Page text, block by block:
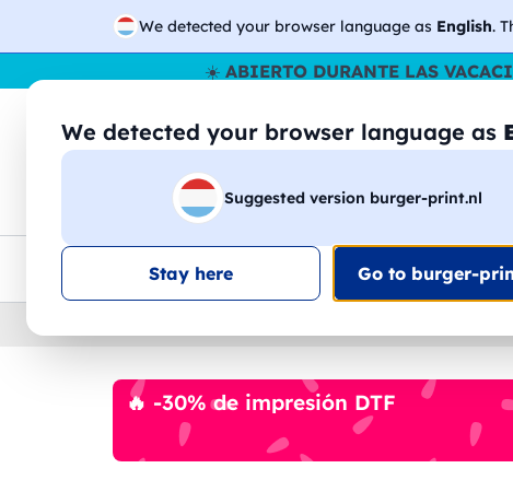
We detected your browser language as English.
We detected your browser language as
Suggested version burger-print.nl
Stay here Go to burger-
☀️ ABIERTO DURANTE LAS
🔎 Buscar entre
Camisetas Sudaderas Hombre
Envio en toda la UE Descuento por volumen
🔥 -30% de impresión DTF